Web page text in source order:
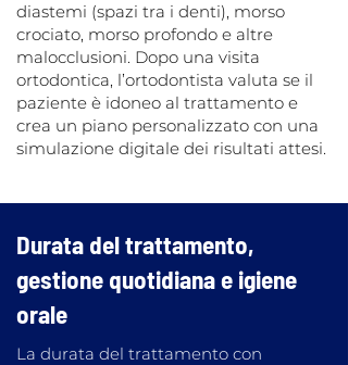
diastemi (spazi tra i denti), morso
crociato, morso profondo e altre
malocclusioni. Dopo una visita
ortodontica, l’ortodontista valuta se il
paziente è idoneo al trattamento e
crea un piano personalizzato con una
simulazione digitale dei risultati attesi.
Durata del trattamento,
gestione quotidiana e igiene
orale
La durata del trattamento con